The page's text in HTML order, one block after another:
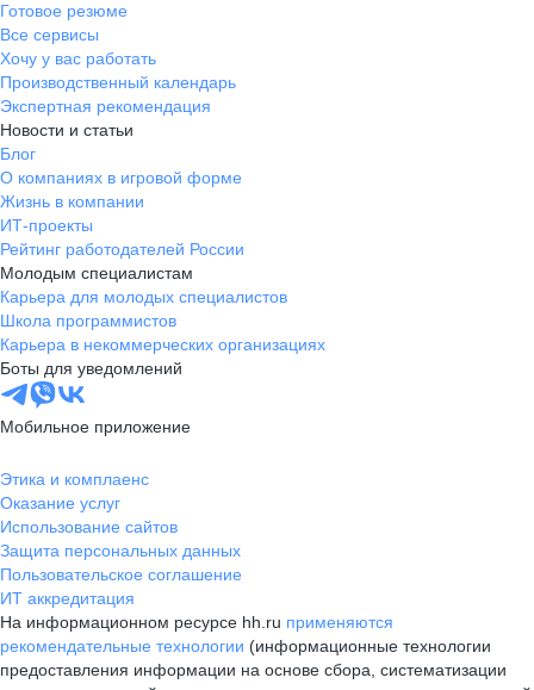
Готовое резюме
Все сервисы
Хочу у вас работать
Производственный календарь
Экспертная рекомендация
Новости и статьи
Блог
О компаниях в игровой форме
Жизнь в компании
ИТ-проекты
Рейтинг работодателей России
Молодым специалистам
Карьера для молодых специалистов
Школа программистов
Карьера в некоммерческих организациях
Боты для уведомлений
Мобильное приложение
Этика и комплаенс
Оказание услуг
Использование сайтов
Защита персональных данных
Пользовательское соглашение
ИТ аккредитация
На информационном ресурсе hh.ru применяются
рекомендательные технологии (информационные технологии
предоставления информации на основе сбора, систематизации